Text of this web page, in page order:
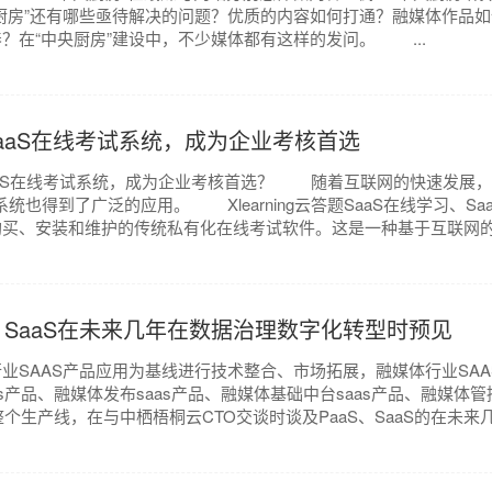
房”还有哪些亟待解决的问题？优质的内容如何打通？融媒体作品
？在“中央厨房”建设中，不少媒体都有这样的发问。 ...
在线考试系统，成为企业考核首选
线考试系统，成为企业考核首选？ 随着互联网的快速发展，
统也得到了广泛的应用。 Xlearning云答题SaaS在线学习、
、安装和维护的传统私有化在线考试软件。这是一种基于互联网的
在未来几年在数据治理数字化转型时预见
产品应用为基线进行技术整合、市场拓展，融媒体行业
品、融媒体发布saas产品、融媒体基础中台saas产品、融媒体管
生产线，在与中栖梧桐云CTO交谈时谈及PaaS、SaaS的在未来